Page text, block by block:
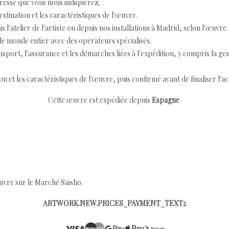
que vous nous indiquerez.
et les caractéristiques de l'œuvre.
l'atelier de l'artiste ou depuis nos installations à Madrid, selon l'œuvre.
monde entier avec des opérateurs spécialisés.
l'assurance et les démarches liées à l'expédition, y compris la
et les caractéristiques de l'œuvre, puis confirmé avant de finaliser
Cette œuvre est expédiée depuis Espagne.
sur le Marché Saisho.
ARTWORK.NEW.PRICES_PAYMENT_TEXT2